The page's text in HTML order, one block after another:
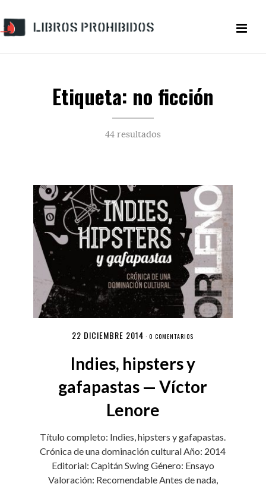
Etiqueta: no ficción
44 resultados
22 DICIEMBRE 2014 ·0 COMENTARIOS
Indies, hipsters y
gafapastas — Víctor
Lenore
Título completo: Indies, hipsters y gafapastas.
Crónica de una dominación cultural Año: 2014
Editorial: Capitán Swing Género: Ensayo
Valoración: Recomendable Antes de nada,